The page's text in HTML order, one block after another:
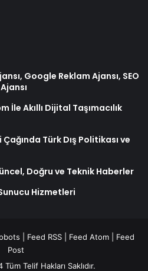
Google Reklam Ajansı, SEO
İle Akıllı Dijital Taşımacılık
Türk Dış Politikası ve
Doğru ve Teknik Haberler
Hizmetleri
Feed RSS Feed Atom
Feed
Post
Telif Hakları Saklıdır.